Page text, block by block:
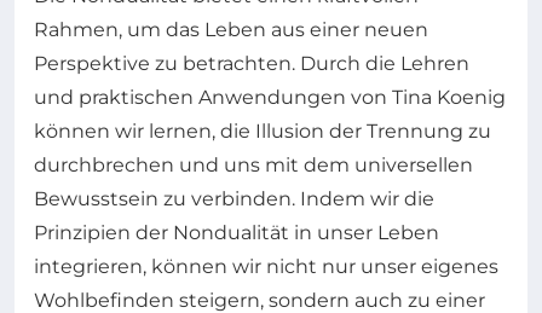
Rahmen, um das Leben aus einer neuen
Perspektive zu betrachten. Durch die Lehren
und praktischen Anwendungen von Tina Koenig
können wir lernen, die Illusion der Trennung zu
durchbrechen und uns mit dem universellen
Bewusstsein zu verbinden. Indem wir die
Prinzipien der Nondualität in unser Leben
integrieren, können wir nicht nur unser eigenes
Wohlbefinden steigern, sondern auch zu einer